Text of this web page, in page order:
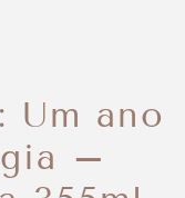
Um ano
–